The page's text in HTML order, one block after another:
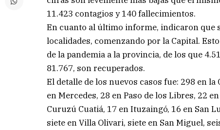
11.423 contagios y 140 fallecimientos.
En cuanto al último informe, indicaron que
localidades, comenzando por la Capital.
de la pandemia a la provincia, de los que
81.767, son recuperados.
El detalle de los nuevos casos fue: 298 en la
en Mercedes, 28 en Paso de los Libres, 22
Curuzú Cuatiá, 17 en Ituzaingó, 16 en San
siete en Villa Olivari, siete en San Miguel,